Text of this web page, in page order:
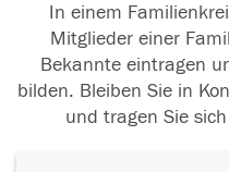
In einem
Mitglieder einer
Bekannte eintragen
bilden. Bleiben Sie in
und tragen Sie